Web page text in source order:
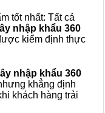
tốt nhất: Tất cả
nhập khẩu 360
kiểm định thực
nhập khẩu 360
khẳng định
khách hàng trải